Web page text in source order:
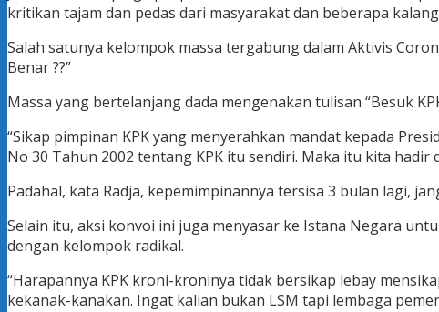
kritikan tajam dan pedas dari masyarakat dan beberapa
Salah satunya kelompok massa tergabung dalam Aktivis
Benar ??”
Massa yang bertelanjang dada mengenakan tulisan “Besuk
“Sikap pimpinan KPK yang menyerahkan mandat kepada
No 30 Tahun 2002 tentang KPK itu sendiri. Maka itu kita
Padahal, kata Radja, kepemimpinannya tersisa 3 bulan lagi,
Selain itu, aksi konvoi ini juga menyasar ke Istana Negara
dengan kelompok radikal.
“Harapannya KPK kroni-kroninya tidak bersikap lebay
kekanak-kanakan. Ingat kalian bukan LSM tapi lembaga